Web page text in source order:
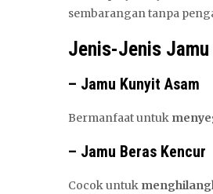
sembarangan tanpa
Jenis-Jenis
– Jamu Kunyit Asam
Bermanfaat untuk
– Jamu Beras Kencur
Cocok untuk